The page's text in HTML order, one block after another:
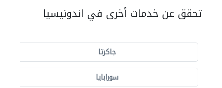
تحقق عن خدمات أخرى في اندونيسيا
جاكرتا
سورابايا